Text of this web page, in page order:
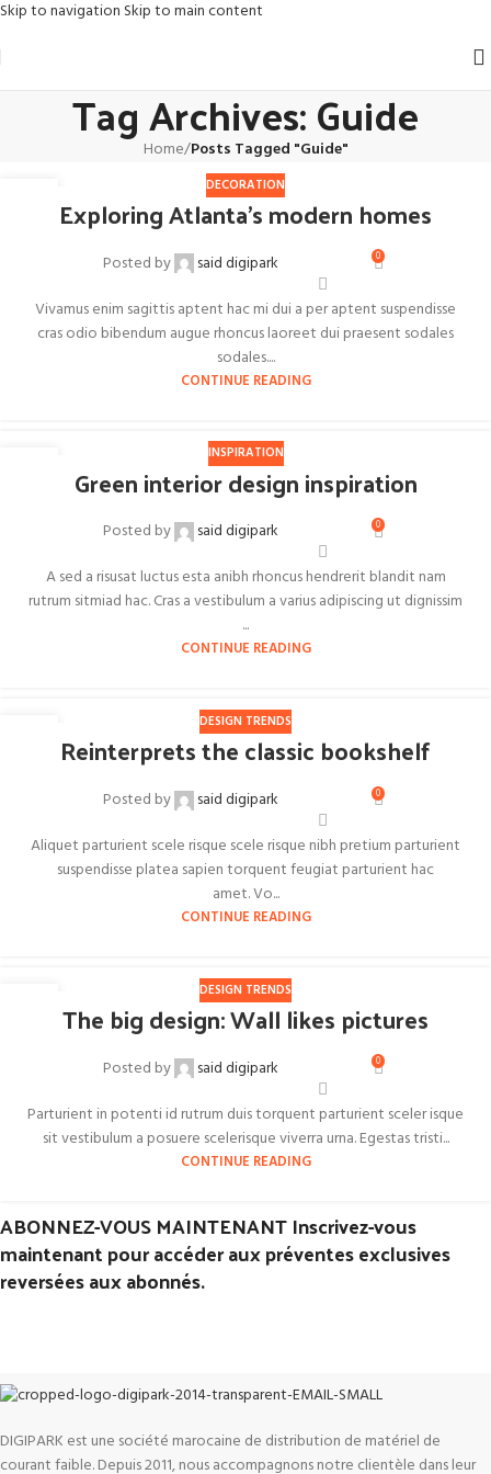
Skip to navigation Skip to main content
Tag Archives: Guide
Home/Posts Tagged "Guide"
DECORATION
Exploring Atlanta’s modern homes
Posted by said digipark 0
Vivamus enim sagittis aptent hac mi dui a per aptent suspendisse
cras odio bibendum augue rhoncus laoreet dui praesent sodales
sodales....
CONTINUE READING
INSPIRATION
Green interior design inspiration
Posted by said digipark 0
A sed a risusat luctus esta anibh rhoncus hendrerit blandit nam
rutrum sitmiad hac. Cras a vestibulum a varius adipiscing ut dignissim
...
CONTINUE READING
DESIGN TRENDS
Reinterprets the classic bookshelf
Posted by said digipark 0
Aliquet parturient scele risque scele risque nibh pretium parturient
suspendisse platea sapien torquent feugiat parturient hac
amet. Vo...
CONTINUE READING
DESIGN TRENDS
The big design: Wall likes pictures
Posted by said digipark 0
Parturient in potenti id rutrum duis torquent parturient sceler isque
sit vestibulum a posuere scelerisque viverra urna. Egestas tristi...
CONTINUE READING
ABONNEZ-VOUS MAINTENANT Inscrivez-vous
maintenant pour accéder aux préventes exclusives
reversées aux abonnés.
DIGIPARK est une société marocaine de distribution de matériel de
courant faible. Depuis 2011, nous accompagnons notre clientèle dans leur